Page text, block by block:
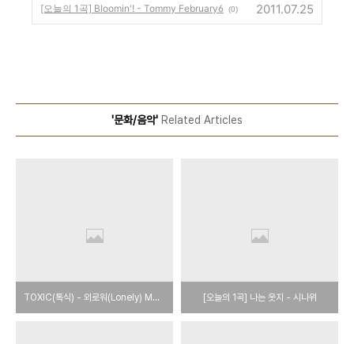
[오늘의 1곡] Bloomin'! - Tommy February6 (0) 2011.07.25
'문화/음악' Related Articles
TOXIC(톡식) - 외로워(Lonely) MV Official Music Video [오늘의 1곡] 나는 웃지 - 시나위